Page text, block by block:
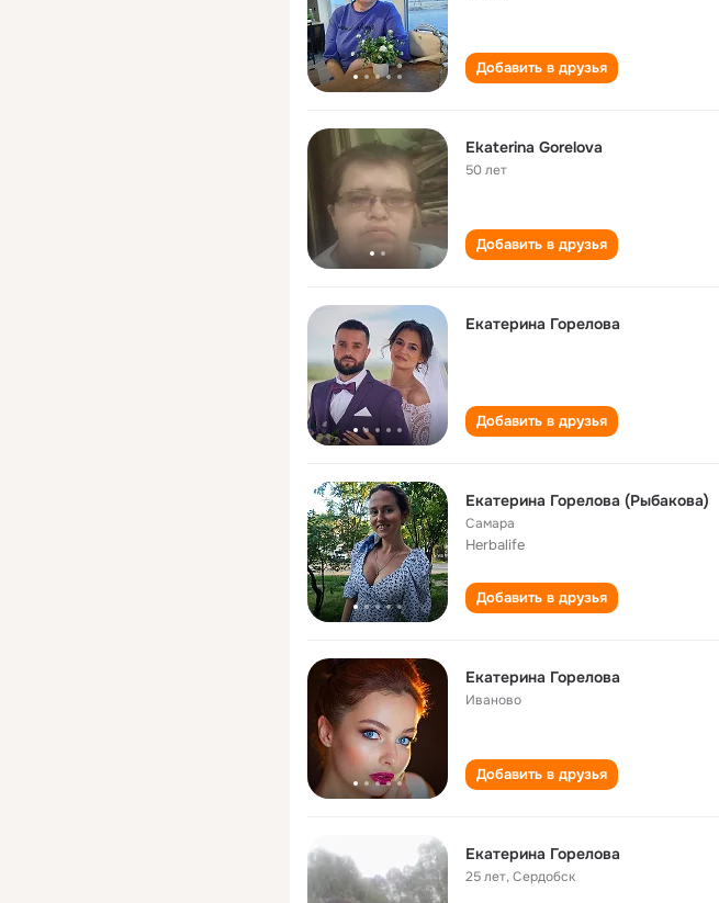
Добавить в друзья
Ekaterina Gorelova
50 лет
Добавить в друзья
Екатерина Горелова
Добавить в друзья
Екатерина Горелова (Рыбакова)
Самара
Herbalife
Добавить в друзья
Екатерина Горелова
Иваново
Добавить в друзья
Екатерина Горелова
25 лет,Сердобск